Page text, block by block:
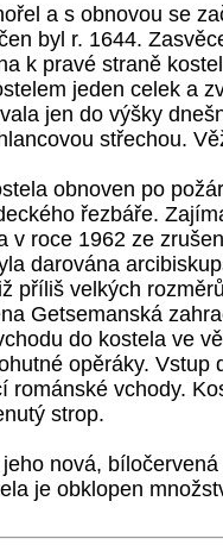
a s obnovou se
byl r. 1644.
k pravé straně
jeden celek a
jen do výšky
střechou.
obnoven po
řezbáře.
v roce 1962 ze
darována
příliš velkých
Getsemanská
do kostela ve
opěráky. Vstup
románské vchody.
strop.
nová,
je obklopen